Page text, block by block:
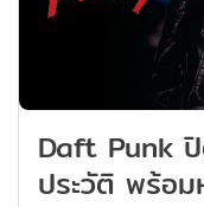
Bastida, Melati
และ Marcus
แพร่พร้อมกกันทั่วโล
ชักชวนให้คนรุ่นใหม่
ข้อความสำคัญสู่รุ่นถั
ได้ เปิดตัวกิจกรรม
Daft Punk
ประวัติ พร้อ